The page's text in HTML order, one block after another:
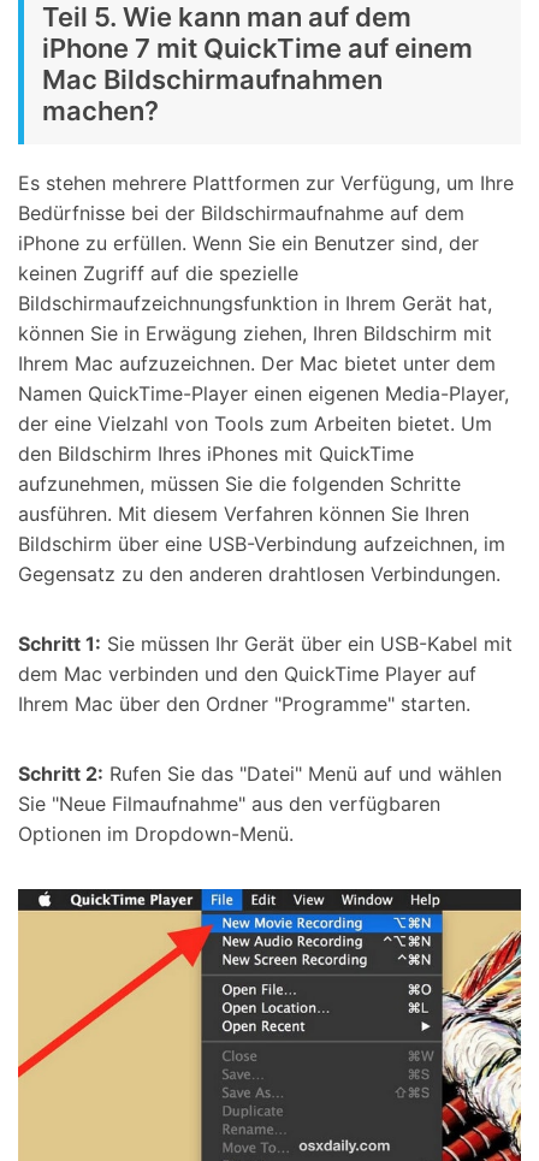
Teil 5. Wie kann man auf dem
iPhone 7 mit QuickTime auf einem
Mac Bildschirmaufnahmen
machen?
Es stehen mehrere Plattformen zur Verfügung, um Ihre
Bedürfnisse bei der Bildschirmaufnahme auf dem
iPhone zu erfüllen. Wenn Sie ein Benutzer sind, der
keinen Zugriff auf die spezielle
Bildschirmaufzeichnungsfunktion in Ihrem Gerät hat,
können Sie in Erwägung ziehen, Ihren Bildschirm mit
Ihrem Mac aufzuzeichnen. Der Mac bietet unter dem
Namen QuickTime-Player einen eigenen Media-Player,
der eine Vielzahl von Tools zum Arbeiten bietet. Um
den Bildschirm Ihres iPhones mit QuickTime
aufzunehmen, müssen Sie die folgenden Schritte
ausführen. Mit diesem Verfahren können Sie Ihren
Bildschirm über eine USB-Verbindung aufzeichnen, im
Gegensatz zu den anderen drahtlosen Verbindungen.
Schritt 1: Sie müssen Ihr Gerät über ein USB-Kabel mit
dem Mac verbinden und den QuickTime Player auf
Ihrem Mac über den Ordner "Programme" starten.
Schritt 2: Rufen Sie das "Datei" Menü auf und wählen
Sie "Neue Filmaufnahme" aus den verfügbaren
Optionen im Dropdown-Menü.